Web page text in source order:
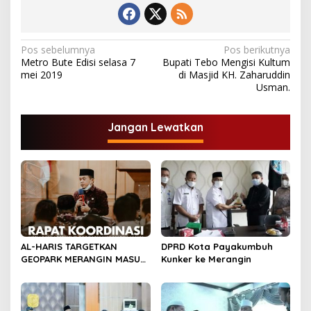
N
a
i
a
s
i
p
o
s
Pos sebelumnya
Metro Bute Edisi selasa 7
mei 2019
Pos berikutnya
Bupati Tebo Mengisi Kultum
di Masjid KH. Zaharuddin
Usman.
Jangan Lewatkan
AL-HARIS TARGETKAN
GEOPARK MERANGIN MASUK
DPRD Kota Payakumbuh
Kunker ke Merangin